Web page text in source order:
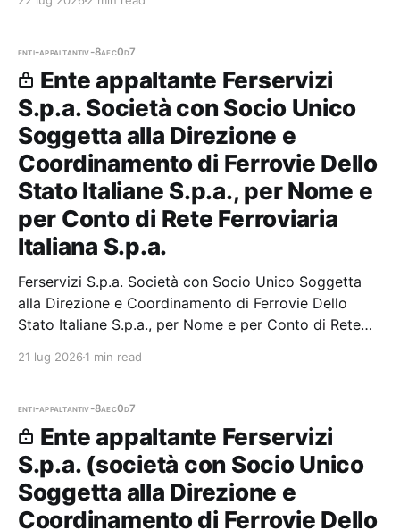
partecipazioni.
enti-appaltantiv-8aec0d7
Ente appaltante Ferservizi
S.p.a. Società con Socio Unico
Soggetta alla Direzione e
Coordinamento di Ferrovie Dello
Stato Italiane S.p.a., per Nome e
per Conto di Rete Ferroviaria
Italiana S.p.a.
Ferservizi S.p.a. Società con Socio Unico Soggetta
alla Direzione e Coordinamento di Ferrovie Dello
Stato Italiane S.p.a., per Nome e per Conto di Rete
partecipazioni.
21 lug 2026 1 min read
enti-appaltantiv-8aec0d7
Ente appaltante Ferservizi
S.p.a. (società con Socio Unico
Soggetta alla Direzione e
Coordinamento di Ferrovie Dello